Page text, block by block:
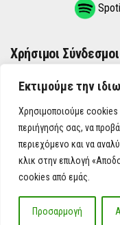
Εκτιμούμε την
Χρησιμοποιούμε cookies
περιήγησής σας, να
περιεχόμενο και να
κλικ στην επιλογή
cookies από εμάς.
Προσαρμογή
Χρήσιμοι Σύνδεσμοι
ΌΡΟΙ ΧΡΉΣΗΣ
ΠΟΛΙΤΙΚΉ ΑΠΟΡΡΉΤΟΥ
Η Ανατροπή στην